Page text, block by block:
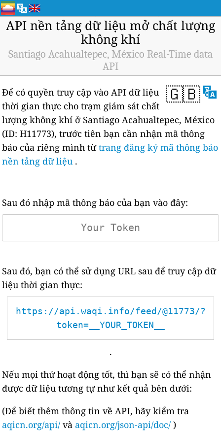
API nền tảng dữ liệu mở chất lượng
không khí
Santiago Acahualtepec, México Real-Time data
API
🇬🇧
Để có quyền truy cập vào API dữ liệu
thời gian thực cho trạm giám sát chất
lượng không khí ở Santiago Acahualtepec, México
(ID: H11773), trước tiên bạn cần nhận mã thông
báo của riêng mình từtrang đăng ký mã thông báo
nền tảng dữ liệu .
Sau đó nhập mã thông báo của bạn vào đây:
Sau đó, bạn có thể sử dụng URL sau để truy cập dữ
liệu thời gian thực:
https://api.waqi.info/feed/@11773/?
token=__YOUR_TOKEN__
.
Nếu mọi thứ hoạt động tốt, thì bạn sẽ có thể nhận
được dữ liệu tương tự như kết quả bên dưới:
(Để biết thêm thông tin về API, hãy kiểm tra
aqicn.org/api/ và aqicn.org/json-api/doc/ )